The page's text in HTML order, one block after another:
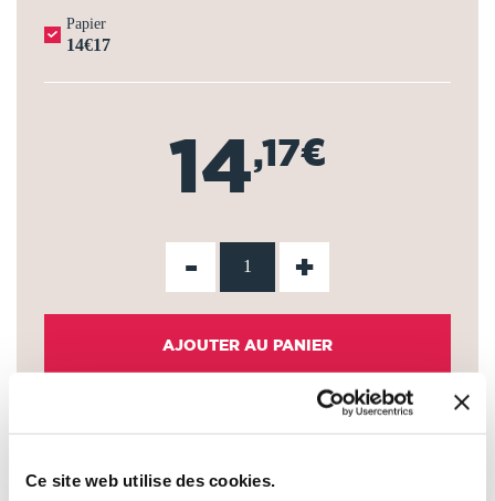
Ce site web utilise des cookies.
Papier
14€17
14,17€
- +
AJOUTER AU PANIER
AJOUTER À MA LISTE D'ENVIES